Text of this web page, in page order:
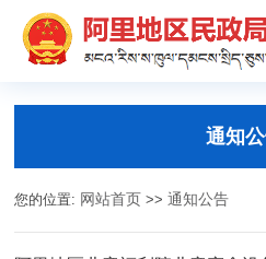
通知
您的位置: 网站首页 >>通知公告